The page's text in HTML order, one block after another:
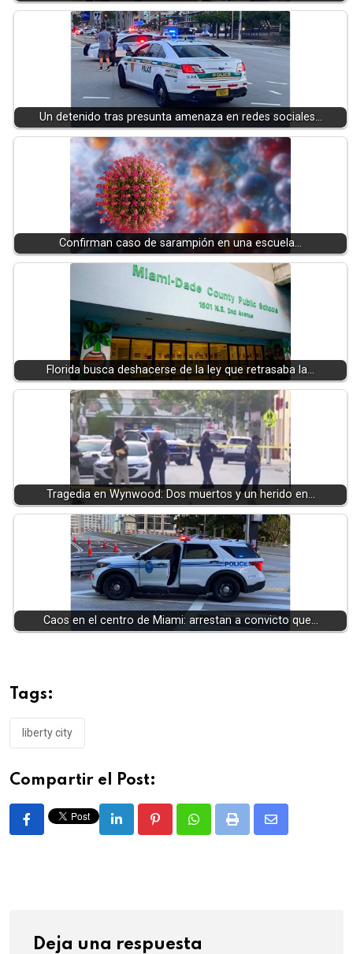
Un detenido tras presunta amenaza en redes sociales…
Confirman caso de sarampión en una escuela…
Florida busca deshacerse de la ley que retrasaba la…
Tragedia en Wynwood: Dos muertos y un herido en…
Caos en el centro de Miami: arrestan a convicto que…
Tags:
liberty city
Compartir el Post:
LinkedIn PinterestWhatsappPrint
Share
Deja una respuesta